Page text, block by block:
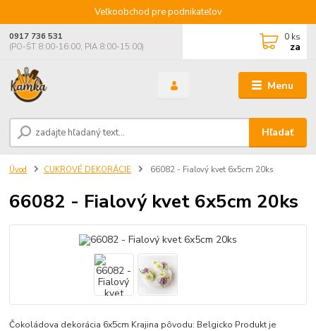
Veľkoobchod pre podnikateľov
Menu
Hľadať
0917 736 531
(PO-ŠT 8:00-16:00, PIA 8:00-15:00)
0 ks
za
Úvod CUKROVÉ DEKORÁCIE 66082 - Fialový kvet 6x5cm 20ks
66082 - Fialový kvet 6x5cm 20ks
Čokoládova dekorácia 6x5cm Krajina pôvodu: Belgicko Produkt je